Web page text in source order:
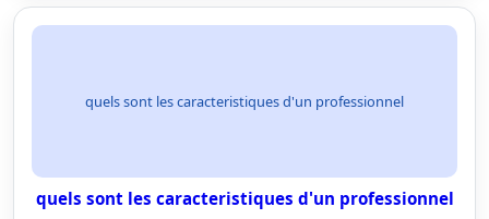
quels sont les caracteristiques d'un professionnel
quels sont les caracteristiques d'un professionnel